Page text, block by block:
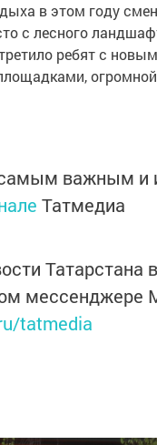
в этом году
с лесного
ребят с
огромной
важным и
Татмедиа
Татарстана в
мессенджере
tatmedia